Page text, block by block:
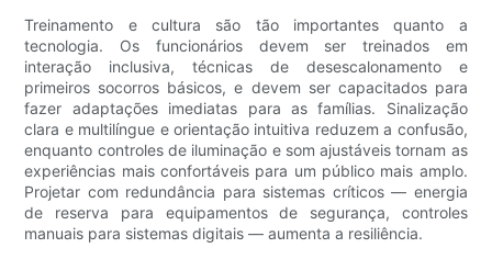
Treinamento e cultura são tão importantes quanto a
tecnologia. Os funcionários devem ser treinados em
interação inclusiva, técnicas de desescalonamento e
primeiros socorros básicos, e devem ser capacitados para
fazer adaptações imediatas para as famílias. Sinalização
clara e multilíngue e orientação intuitiva reduzem a confusão,
enquanto controles de iluminação e som ajustáveis ​​tornam as
experiências mais confortáveis ​​para um público mais amplo.
Projetar com redundância para sistemas críticos — energia
de reserva para equipamentos de segurança, controles
manuais para sistemas digitais — aumenta a resiliência.